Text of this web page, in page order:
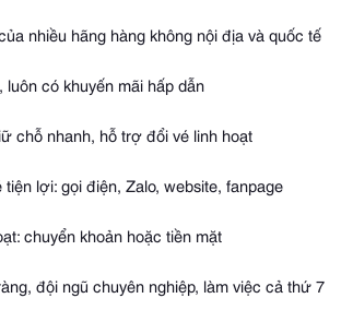
nhiều hãng hàng không nội địa và quốc tế
luôn có khuyến mãi hấp dẫn
chỗ nhanh, hỗ trợ đổi vé linh hoạt
lợi: gọi điện, Zalo, website, fanpage
chuyển khoản hoặc tiền mặt
đội ngũ chuyên nghiệp, làm việc cả thứ 7